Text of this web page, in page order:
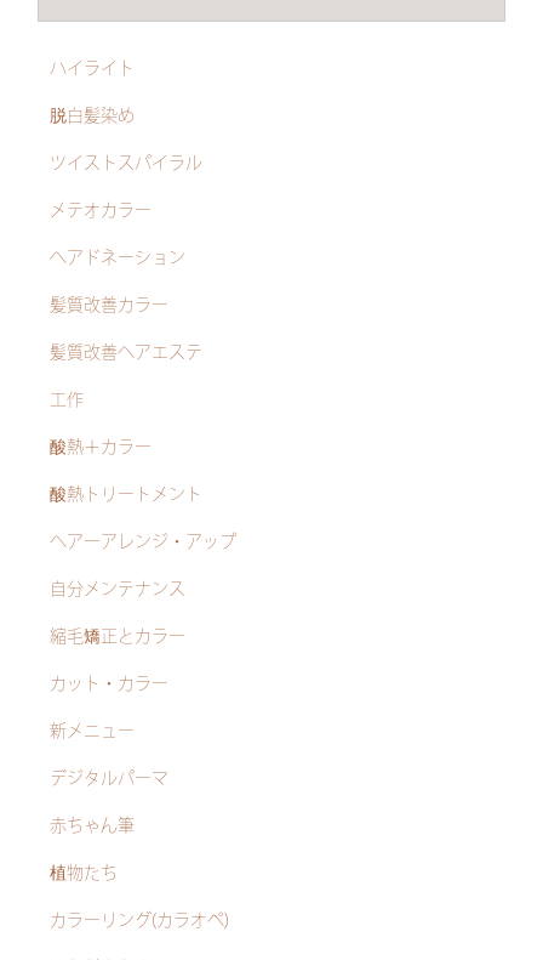
ハイライト
脱白髪染め
ツイストスパイラル
メテオカラー
ヘアドネーション
髪質改善カラー
髪質改善ヘアエステ
工作
酸熱＋カラー
酸熱トリートメント
ヘアーアレンジ・アップ
自分メンテナンス
縮毛矯正とカラー
カット・カラー
新メニュー
デジタルパーマ
赤ちゃん筆
植物たち
カラーリング(カラオペ)